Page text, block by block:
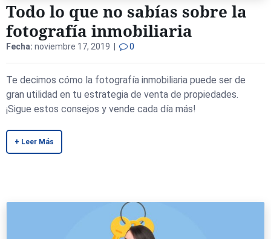
Todo lo que no sabías sobre la
fotografía inmobiliaria
Fecha: noviembre 17, 2019 | 0
Te decimos cómo la fotografía inmobiliaria puede ser de
gran utilidad en tu estrategia de venta de propiedades.
¡Sigue estos consejos y vende cada día más!
+ Leer Más